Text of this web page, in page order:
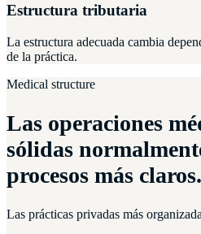
Estructura tributaria
La estructura adecuada cambia
de la práctica.
Medical structure
Las operaciones
sólidas
procesos más claros.
Las prácticas privadas más